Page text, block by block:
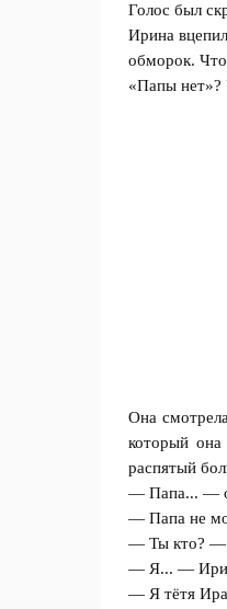
Голос был
Ирина
обморок. Что
«Папы нет»?
Она
который
распятый
— Папа... —
— Папа не
— Ты кто? —
— Я... — Ирина
— Я тётя